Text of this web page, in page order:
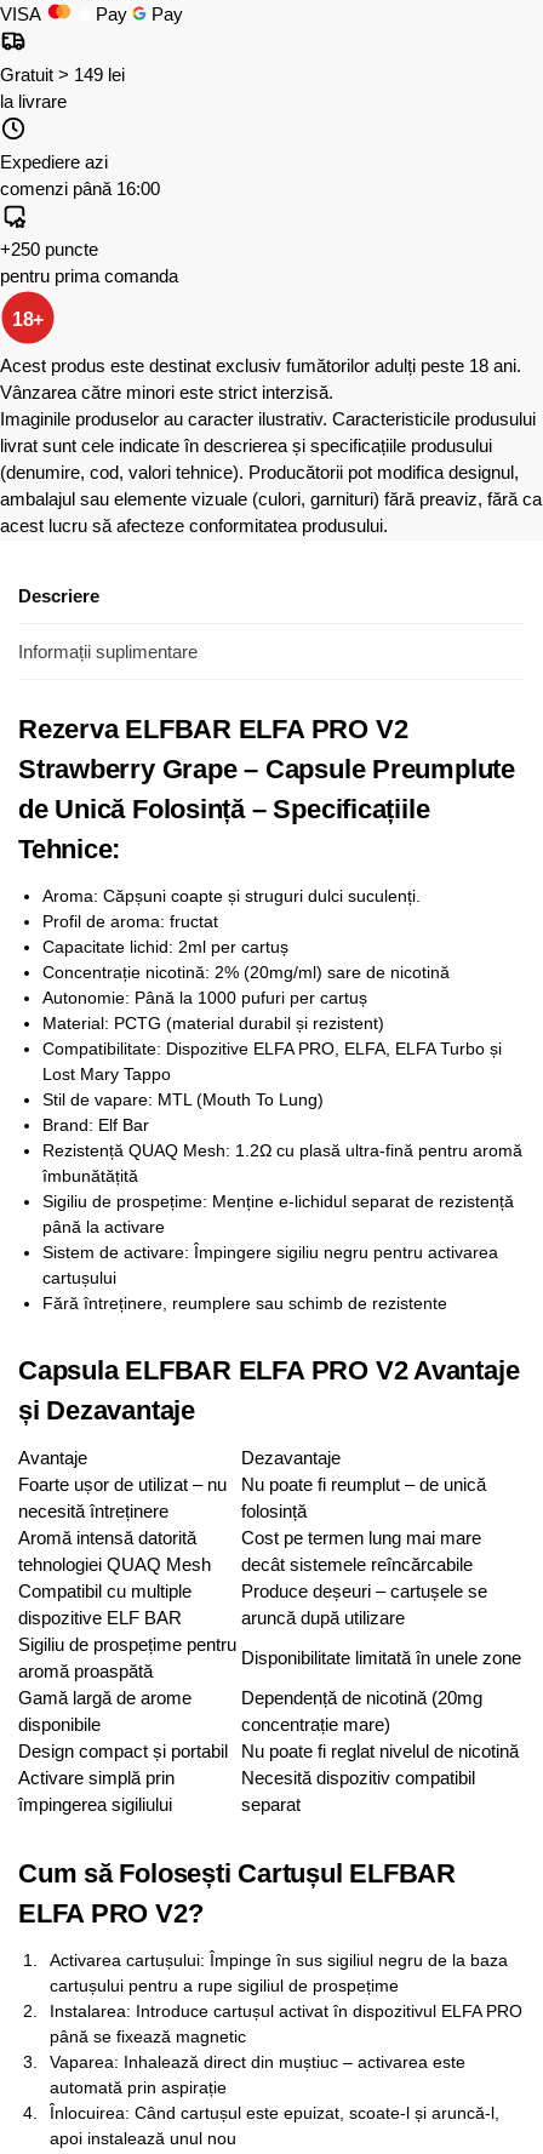
VISA
Pay Pay
Gratuit > 149 lei
la livrare
Expediere azi
comenzi până 16:00
+250 puncte
pentru prima comanda
18+
Acest produs este destinat exclusiv fumătorilor adulți peste 18 ani.
Vânzarea către minori este strict interzisă.
Imaginile produselor au caracter ilustrativ. Caracteristicile produsului
livrat sunt cele indicate în descrierea și specificațiile produsului
(denumire, cod, valori tehnice). Producătorii pot modifica designul,
ambalajul sau elemente vizuale (culori, garnituri) fără preaviz, fără ca
acest lucru să afecteze conformitatea produsului.
Descriere
Informații suplimentare
Rezerva ELFBAR ELFA PRO V2
Strawberry Grape – Capsule Preumplute
de Unică Folosință – Specificațiile
Tehnice:
Aroma: Căpșuni coapte și struguri dulci suculenți.
Profil de aroma: fructat
Capacitate lichid: 2ml per cartuș
Concentrație nicotină: 2% (20mg/ml) sare de nicotină
Autonomie: Până la 1000 pufuri per cartuș
Material: PCTG (material durabil și rezistent)
Compatibilitate: Dispozitive ELFA PRO, ELFA, ELFA Turbo și
Lost Mary Tappo
Stil de vapare: MTL (Mouth To Lung)
Brand: Elf Bar
Rezistență QUAQ Mesh: 1.2Ω cu plasă ultra-fină pentru aromă
îmbunătățită
Sigiliu de prospețime: Menține e-lichidul separat de rezistență
până la activare
Sistem de activare: Împingere sigiliu negru pentru activarea
cartușului
Fără întreținere, reumplere sau schimb de rezistente
Capsula ELFBAR ELFA PRO V2 Avantaje
și Dezavantaje
Avantaje
Dezavantaje
Foarte ușor de utilizat – nu
necesită întreținere
Nu poate fi reumplut – de unică
folosință
Aromă intensă datorită
tehnologiei QUAQ Mesh
Cost pe termen lung mai mare
decât sistemele reîncărcabile
Compatibil cu multiple
dispozitive ELF BAR
Produce deșeuri – cartușele se
aruncă după utilizare
Sigiliu de prospețime pentru
aromă proaspătă
Disponibilitate limitată în unele zone
Gamă largă de arome
disponibile
Dependență de nicotină (20mg
concentrație mare)
Design compact și portabil
Nu poate fi reglat nivelul de nicotină
Activare simplă prin
împingerea sigiliului
Necesită dispozitiv compatibil
separat
Cum să Folosești Cartușul ELFBAR
ELFA PRO V2?
Activarea cartușului: Împinge în sus sigiliul negru de la baza
cartușului pentru a rupe sigiliul de prospețime
Instalarea: Introduce cartușul activat în dispozitivul ELFA PRO
până se fixează magnetic
Vaparea: Inhalează direct din muștiuc – activarea este
automată prin aspirație
Înlocuirea: Când cartușul este epuizat, scoate-l și aruncă-l,
apoi instalează unul nou